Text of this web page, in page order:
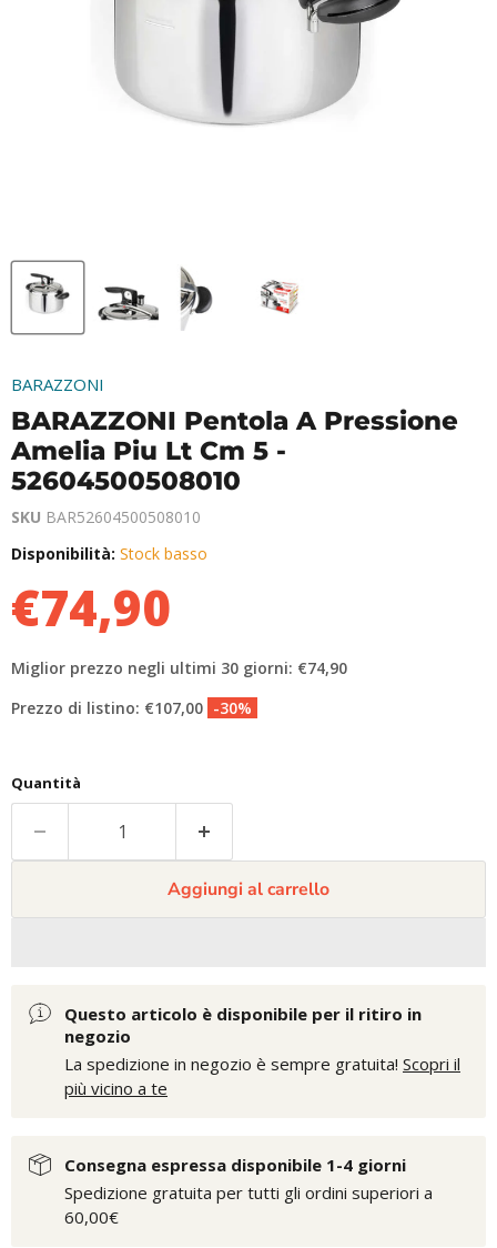
BARAZZONI
BARAZZONI Pentola A Pressione
Amelia Piu Lt Cm 5 -
52604500508010
SKU BAR52604500508010
Disponibilità: Stock basso
€74,90
Miglior prezzo negli ultimi 30 giorni: €74,90
Prezzo di listino: €107,00 -30%
Quantità
Aggiungi al carrello
Questo articolo è disponibile per il ritiro in
negozio
La spedizione in negozio è sempre gratuita! Scopri il
più vicino a te
Consegna espressa disponibile 1-4 giorni
Spedizione gratuita per tutti gli ordini superiori a
60,00€